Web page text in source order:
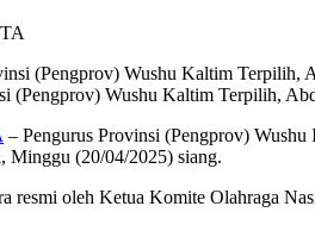
(Pengprov) Wushu Kaltim Terpilih,
– Pengurus Provinsi (Pengprov)
Minggu (20/04/2025) siang.
resmi oleh Ketua Komite Olahraga